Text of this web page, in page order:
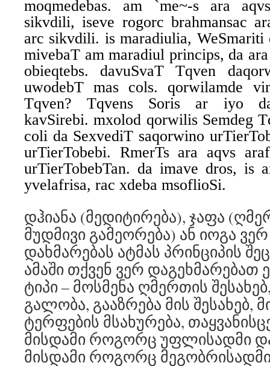
moqmedebas. am `me~-s ara
sikvdili, iseve rogorc brahmansac
arc sikvdili. is maradiulia, WeSmariti
mivebaT am maradiul princips, da
obieqtebs. davuSvaT Tqven
uwodebT mas cols. qorwilamde
Tqven? Tqvens Soris ar iyo
kavSirebi. mxolod qorwilis Semdeg
coli da SexvediT saqorwino
urTierTobebi. RmerTs ara aqvs
urTierTobebTan. da imave dros, is
yvelafrisa, rac xdeba msoflioSi.
დჰიანა (მედიტირება), ჯაფა
მუდმივი გამეორება) ან იოგა
დახმარებას ატმას პრინციპის
ამაში თქვენ ვერ
ტიპი – მოსმენა ღმერთის
გალობა, გააზრება მის შესახებ,
ტერფების მსახურება,
მისდამი როგორც უფლისადმი
მისდამი როგორც